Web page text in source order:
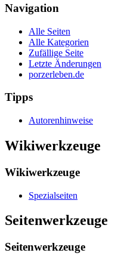
Navigation
Alle Seiten
Alle Kategorien
Zufällige Seite
Letzte Änderungen
porzerleben.de
Tipps
Autorenhinweise
Wikiwerkzeuge
Wikiwerkzeuge
Spezialseiten
Seitenwerkzeuge
Seitenwerkzeuge